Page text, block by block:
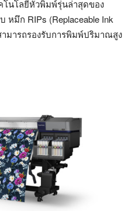
โนโลยีหัวพิมพ์รุ่นล่าสุดของ
หมึก RIPs (Replaceable Ink
มารถรองรับการพิมพ์ปริมาณสูง